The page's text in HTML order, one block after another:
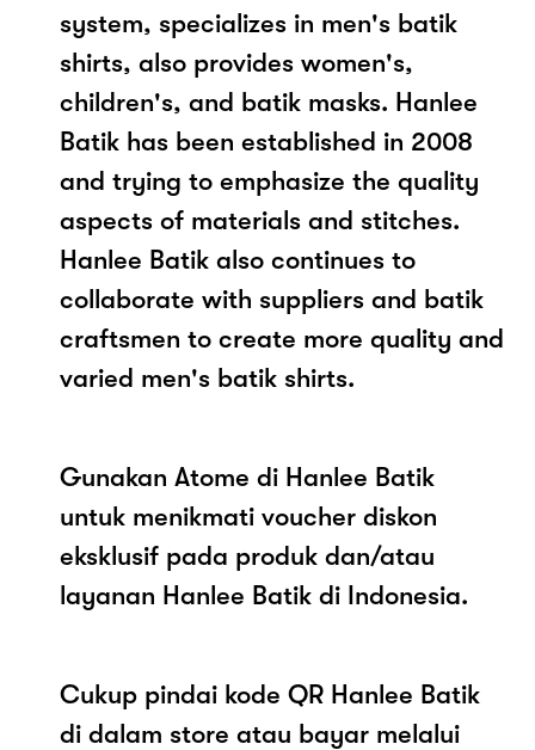
system, specializes in men's batik
shirts, also provides women's,
children's, and batik masks. Hanlee
Batik has been established in 2008
and trying to emphasize the quality
aspects of materials and stitches.
Hanlee Batik also continues to
collaborate with suppliers and batik
craftsmen to create more quality and
varied men's batik shirts.
Gunakan Atome di Hanlee Batik
untuk menikmati voucher diskon
eksklusif pada produk dan/atau
layanan Hanlee Batik di Indonesia.
Cukup pindai kode QR Hanlee Batik
di dalam store atau bayar melalui